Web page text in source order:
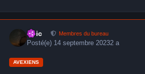
Loic Membres du bureau
Posté(e) 14 septembre 20232 a
AVEXIENS